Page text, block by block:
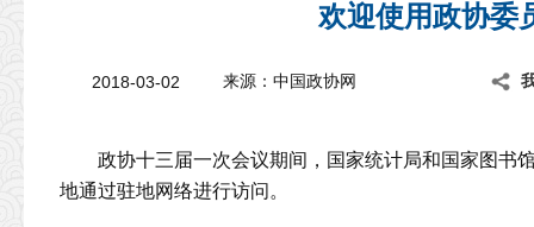
欢迎使用政协委
2018-03-02 来源：中国政协网
政协十三届一次会议期间，国家统计局和国家图书
地通过驻地网络进行访问。